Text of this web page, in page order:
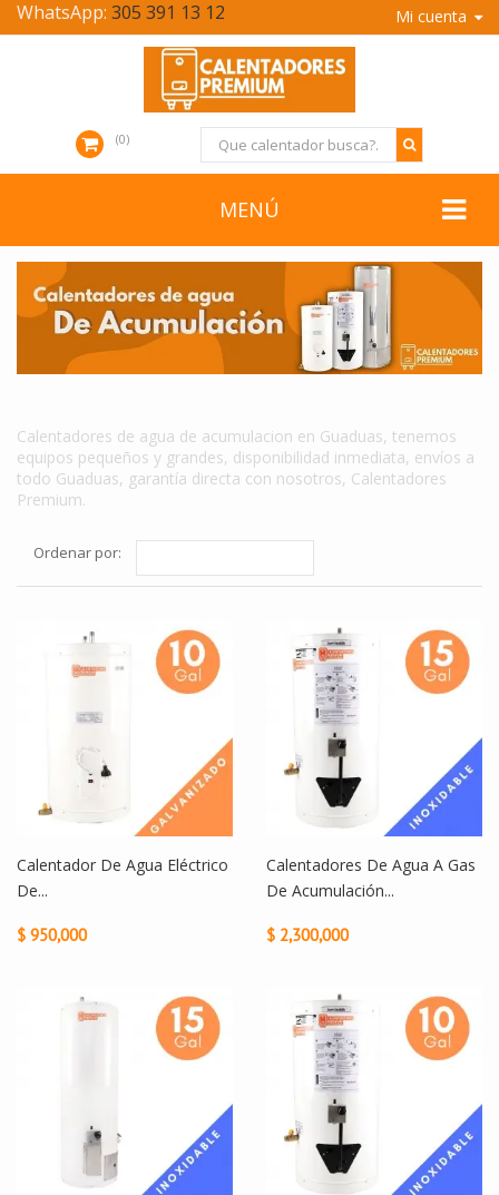
Mi cuenta
WhatsApp: 305 391 13 12
0
MENÚ
Calentadores de agua de acumulacion en Guaduas, tenemos
equipos pequeños y grandes, disponibilidad inmediata, envíos a
todo Guaduas, garantía directa con nosotros, Calentadores
Premium.
Ordenar por:
Calentador De Agua Eléctrico
De...
$ 950,000
Calentadores De Agua A Gas
De Acumulación...
$ 2,300,000